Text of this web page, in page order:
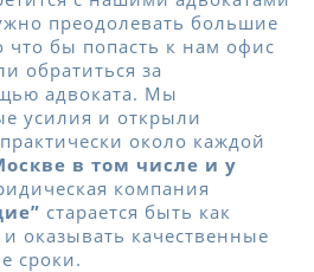
преодолевать большие
что бы попасть к нам офис
обратиться за
адвоката. Мы
усилия и открыли
около каждой
в том числе и у
компания
старается быть как
оказывать качественные
сроки.